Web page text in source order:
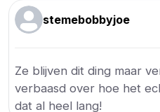
stemebobbyjoe
Ze blijven dit ding maar
verbaasd over hoe het
dat al heel lang!